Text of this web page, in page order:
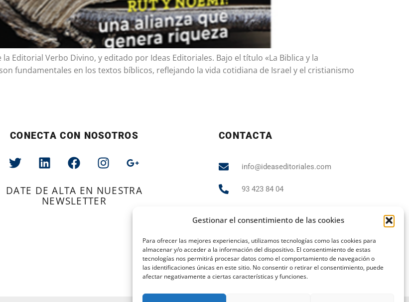
Gestionar el consentimiento de las cookies
Para ofrecer las mejores experiencias, utilizamos tecnologías como las cookies para
almacenar y/o acceder a la información del dispositivo. El consentimiento de estas
tecnologías nos permitirá procesar datos como el comportamiento de navegación o
las identificaciones únicas en este sitio. No consentir o retirar el consentimiento, puede
afectar negativamente a ciertas características y funciones.
Editorial Verbo Divino, y editado por Ideas Editoriales. Bajo el título «La Biblica y la
fundamentales en los textos bíblicos, reflejando la vida cotidiana de Israel y el cristianismo
CONECTA CON NOSOTROS
DATE DE ALTA EN NUESTRA
NEWSLETTER
CONTACTA
info@ideaseditoriales.com
93 423 84 04
andrea.gr@ideaseditoriales.com